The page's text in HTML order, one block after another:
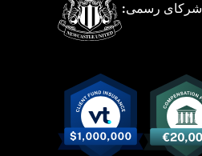
شرکای رسمی: